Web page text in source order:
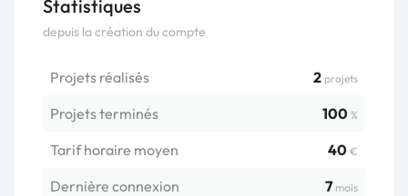
Statistiques
depuis la création du compte
Projets réalisés 2 projets
Projets terminés 100 %
Tarif horaire moyen 40 €
Dernière connexion 7 mois